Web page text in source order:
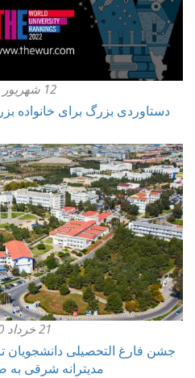
12 شهریور 1400
دستاوردی بزرگ برای خانواده
21 خرداد 1400
مدیترانه شرقی